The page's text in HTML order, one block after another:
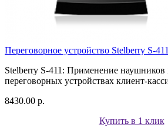
Переговорное устройство Stelberry S-411
Stelberry S-411: Применение
переговорных устройствах клиент-
8430.00 р.
Купить в 1 клик